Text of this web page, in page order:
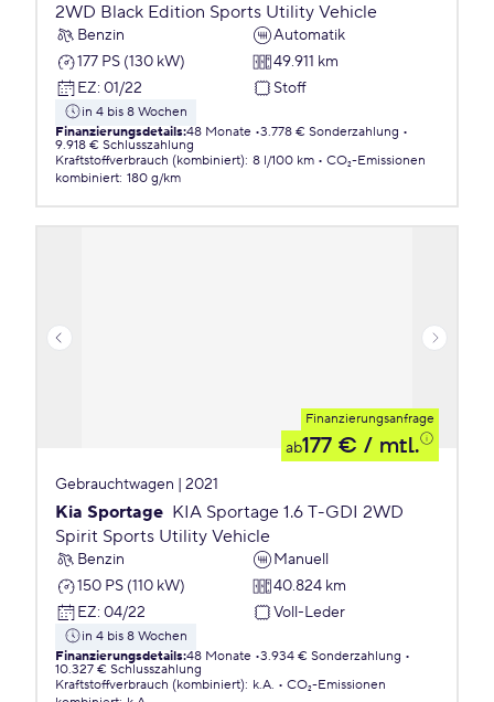
2WD Black Edition Sports Utility Vehicle
Benzin
Automatik
177 PS (130 kW)
49.911 km
EZ: 01/22 Stoff
in 4 bis 8 Wochen
Finanzierungsdetails:48 Monate 3.778 € Sonderzahlung
9.918 € Schlusszahlung
Kraftstoffverbrauch (kombiniert): 8 l/100 km
CO₂-Emissionen
kombiniert: 180 g/km
Finanzierungsanfrage
ab177 € / mtl.
Gebrauchtwagen | 2021
Kia Sportage KIA Sportage 1.6 T-GDI 2WD
Spirit Sports Utility Vehicle
Benzin
Manuell
150 PS (110 kW)
40.824 km
EZ: 04/22 Voll-Leder
in 4 bis 8 Wochen
Finanzierungsdetails:48 Monate 3.934 € Sonderzahlung
10.327 € Schlusszahlung
Kraftstoffverbrauch (kombiniert): k.A.
CO₂-Emissionen